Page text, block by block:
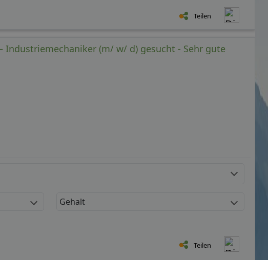
Teilen
Industriemechaniker (m/ w/ d) gesucht - Sehr gute
Gehalt
Teilen